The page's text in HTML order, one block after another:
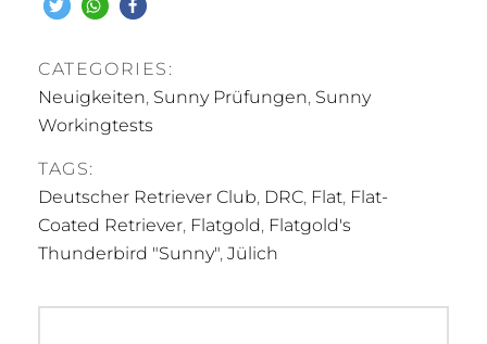
CATEGORIES:
Neuigkeiten, Sunny Prüfungen, Sunny
Workingtests
TAGS:
Deutscher Retriever Club, DRC, Flat, Flat-
Coated Retriever, Flatgold, Flatgold's
Thunderbird "Sunny", Jülich